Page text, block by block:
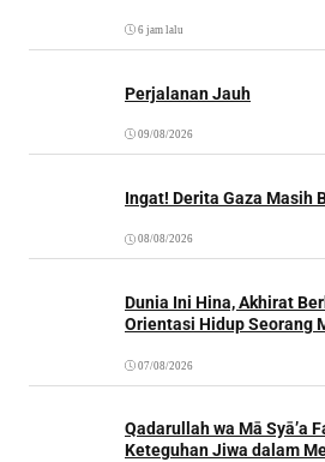
6 jam lalu
Perjalanan Jauh
09/08/2026
Ingat! Derita Gaza Masih
08/08/2026
Dunia Ini Hina, Akhirat
Orientasi Hidup Seorang
07/08/2026
Qadarullah wa Mā Syā’a
Keteguhan Jiwa dalam